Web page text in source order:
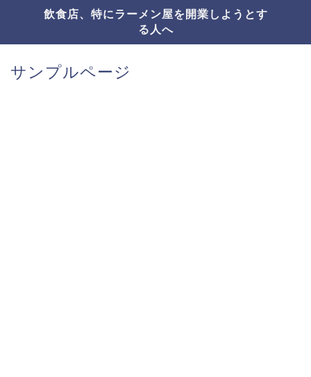
飲食店、特にラーメン屋を開業しようとす
る人へ
サンプルページ